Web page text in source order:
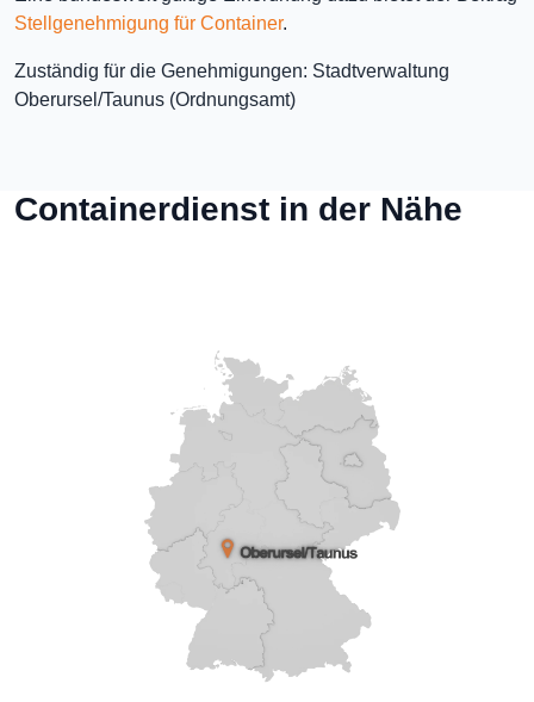
Stellgenehmigung für Container.
Zuständig für die Genehmigungen: Stadtverwaltung
Oberursel/Taunus (Ordnungsamt)
Containerdienst in der Nähe